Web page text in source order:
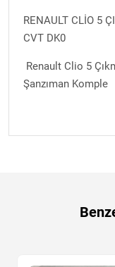
RENAULT CLİO 5
CVT DK0
Renault Clio 5
Şanzıman Komple